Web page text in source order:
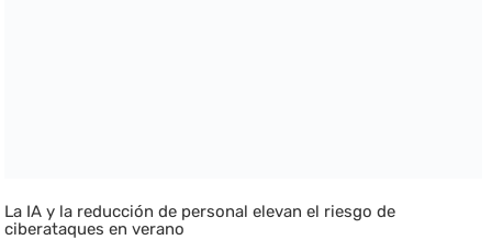
La IA y la reducción de personal elevan el riesgo de
ciberataques en verano